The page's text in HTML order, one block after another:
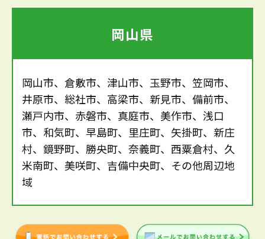
岡山県
岡山市、倉敷市、津山市、玉野市、笠岡市、
井原市、総社市、高梁市、新見市、備前市、
瀬戸内市、赤磐市、真庭市、美作市、浅口
市、和気町、早島町、里庄町、矢掛町、新庄
村、鏡野町、勝央町、奈義町、西粟倉村、久
米南町、美咲町、吉備中央町、その他周辺地
域